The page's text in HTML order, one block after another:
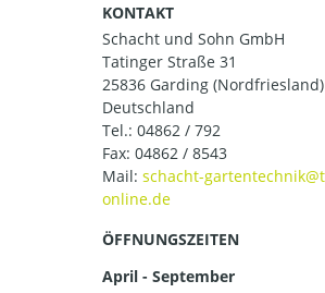
KONTAKT
Schacht und Sohn GmbH
Tatinger Straße 31
25836 Garding (Nordfriesland)
Deutschland
Tel.: 04862 / 792
Fax: 04862 / 8543
Mail:
ÖFFNUNGSZEITEN
April - September